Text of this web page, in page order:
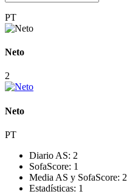
PT
Neto
2
Neto
PT
Diario AS: 2
SofaScore: 1
Media AS y SofaScore: 2
Estadísticas: 1